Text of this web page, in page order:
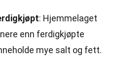
: Hjemmelaget
enn ferdigkjøpte
mye salt og fett.